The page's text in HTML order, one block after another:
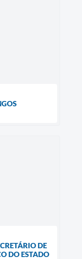
DE
DO ESTADO